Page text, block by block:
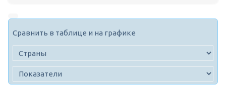
Сравнить в таблице и на графике